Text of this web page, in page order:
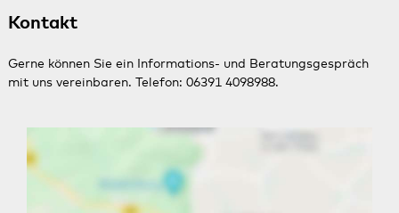
Kontakt
Gerne können Sie ein Informations- und Beratungsgespräch
mit uns vereinbaren. Telefon: 06391 4098988.